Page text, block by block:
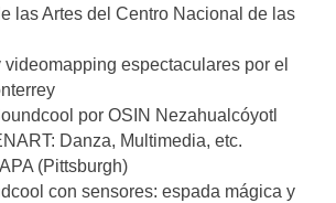
las Artes del Centro Nacional de las
espectaculares por el
por OSIN Nezahualcóyotl
Danza, Multimedia, etc.
(Pittsburgh)
con sensores: espada mágica y